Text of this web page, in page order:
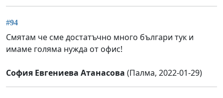
#94
Смятам че сме достатъчно много българи тук и
имаме голяма нужда от офис!
София Евгениева Атанасова (Палма, 2022-01-29)